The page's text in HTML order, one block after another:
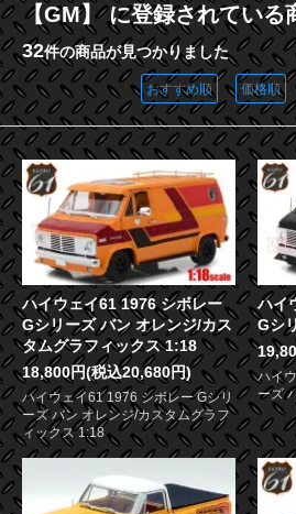
【GM】 に登録されている
32件の商品が見つかりました
おすすめ順 価格順
ハイウェイ61 1976 シボレー
Gシリーズ バン オレンジ/カス
タムグラフィックス 1:18
18,800円(税込20,680円)
ハイウェイ61 1976 シボレー Gシリ
ーズ バン オレンジ/カスタムグラフ
ィックス 1:18
ハイ
Gシ
ハイ
ーズ